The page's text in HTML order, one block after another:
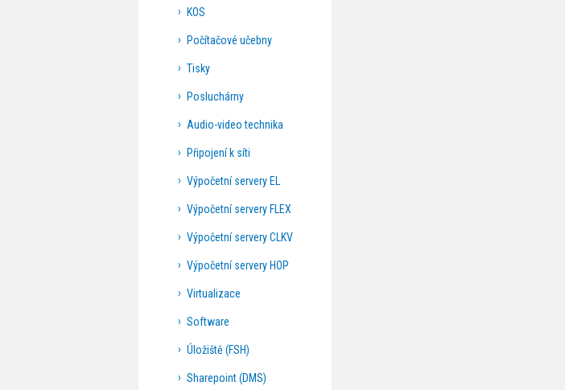
KOS
Počítačové učebny
Tisky
Posluchárny
Audio-video technika
Připojení k síti
Výpočetní servery EL
Výpočetní servery FLEX
Výpočetní servery CLKV
Výpočetní servery HOP
Virtualizace
Software
Úložiště (FSH)
Sharepoint (DMS)